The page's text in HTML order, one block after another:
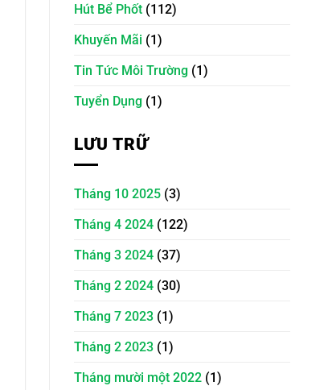
Hút Bể Phốt (112)
Khuyến Mãi (1)
Tin Tức Môi Trường (1)
Tuyển Dụng (1)
LƯU TRỮ
Tháng 10 2025 (3)
Tháng 4 2024 (122)
Tháng 3 2024 (37)
Tháng 2 2024 (30)
Tháng 7 2023 (1)
Tháng 2 2023 (1)
Tháng mười một 2022 (1)